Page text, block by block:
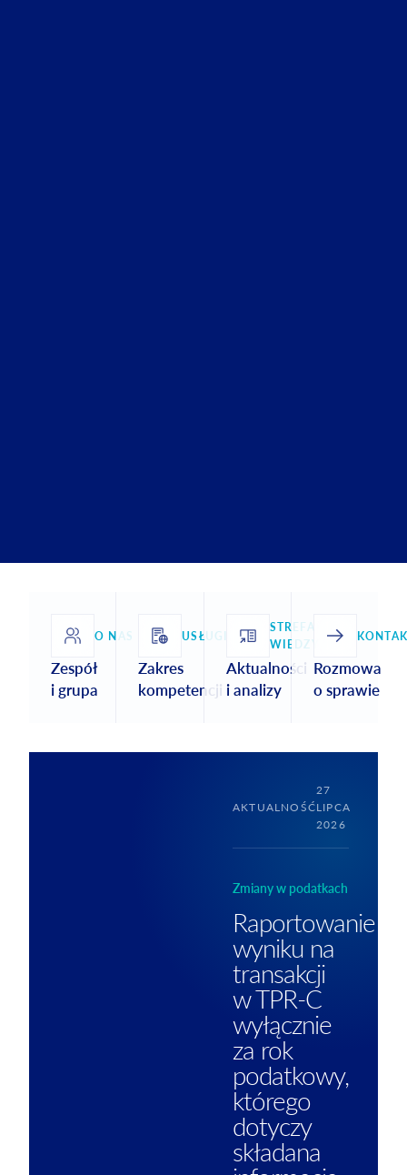
O NAS
Zespół
i grupa
USŁUGI
Zakres
kompetencji
STREFA
WIEDZY
Aktualności
i analizy
Rozmowa
o sprawie
AKTUALNOŚĆ
27
LIPCA
2026
Zmiany w podatkach
Raportowanie
wyniku na
transakcji
w TPR-C
wyłącznie
za rok
podatkowy,
którego
dotyczy
składana